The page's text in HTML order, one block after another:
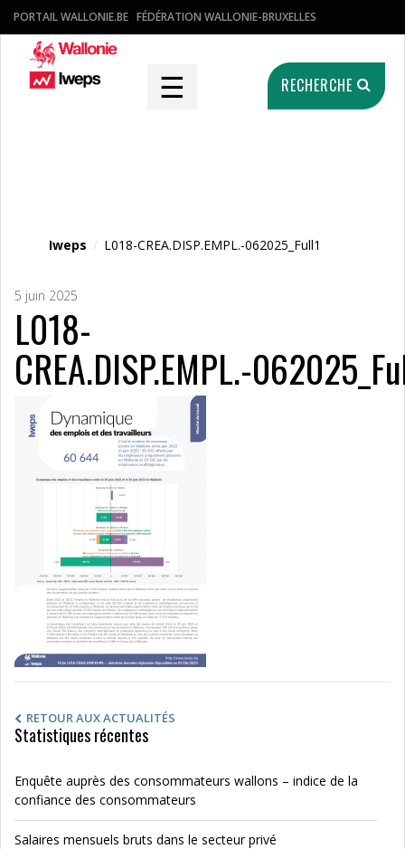
PORTAIL WALLONIE.BE FÉDÉRATION WALLONIE-BRUXELLES
☰ RECHERCHE
Iweps / L018-CREA.DISP.EMPL.-062025_Full1
5 juin 2025
L018-
CREA.DISP.EMPL.-
RETOUR AUX ACTUALITÉS
Statistiques récentes
Enquête auprès des consommateurs wallons – indice de la
confiance des consommateurs
Salaires mensuels bruts dans le secteur privé